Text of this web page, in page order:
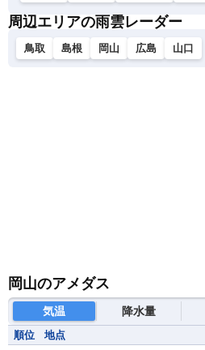
周辺エリアの雨雲レーダー
鳥取 島根 岡山 広島 山口
岡山のアメダス
気温 降水量
順位 地点